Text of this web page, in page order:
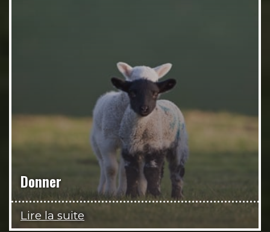
Donner
Lire la suite